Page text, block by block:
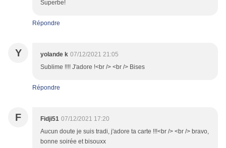
Superbe!
Répondre
Y yolande k 07/12/2021 21:05
Sublime !!!! J'adore !<br /> <br /> Bises
Répondre
F Fidji51 07/12/2021 17:20
Aucun doute je suis tradi, j'adore ta carte !!!<br /> <br /> bravo,
bonne soirée et bisouxx